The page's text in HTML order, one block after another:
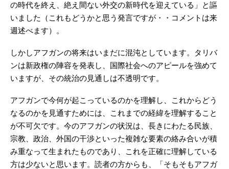
の時代を終え、絶え間ない外交の新時代を迎えている」と謳
いました（これもどうかと思う発言ですが・・コメントは来
週述べます）。
しかしアフガンの将来はいまだに混沌としています。タリバ
ンは新政権の陣容を発表し、国際社会へのアピールを強めて
いますが、その統治の見通しは不透明です。
アフガンで今何が起こっているのかを理解し、これからどう
なるのかを見通すためには、これまでの経緯を理解すること
が不可欠です。今のアフガンの状況は、長きにわたる民族、
宗教、政治、外国の干渉といった複雑な要素の絡み合いが積
み重なって生まれたものであり、これを正確に理解している
方は少ないと思います。読者の方からも、「そもそもアフガ